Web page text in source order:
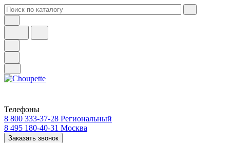
Телефоны
8 800 333-37-28 Региональный
8 495 180-40-31 Москва
Заказать звонок